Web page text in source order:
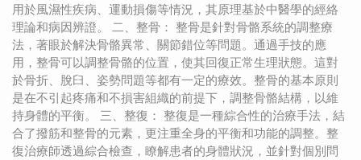
用於風濕性疾病、運動損傷等情況，其原理基於中醫學的經絡
理論和病因辨證。 二、整骨： 整骨是針對骨骼系統的調整療
法，著眼於解決骨骼異常、關節錯位等問題。通過手技的應
用，整骨可以調整骨骼的位置，使其回復正常生理狀態。這對
於骨折、脫臼、姿勢問題等都有一定的療效。整骨的基本原則
是在不引起疼痛和不損害組織的前提下，調整骨骼結構，以維
持身體的平衡。 三、整復： 整復是一種綜合性的治療手法，結
合了撥筋和整骨的元素，更注重全身的平衡和功能的調整。整
復治療師透過綜合檢查，瞭解患者的身體狀況，並針對個別問